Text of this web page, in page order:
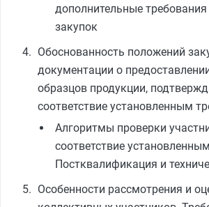
дополнительные
закупок
Обоснованность положений
документации о
образцов продукции,
соответствие установленным
Алгоритмы проверки
соответствие
Постквалификация и
Особенности рассмотрения и